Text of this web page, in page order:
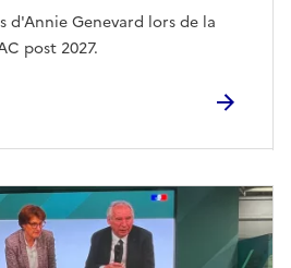
d'Annie Genevard lors de la
post 2027.